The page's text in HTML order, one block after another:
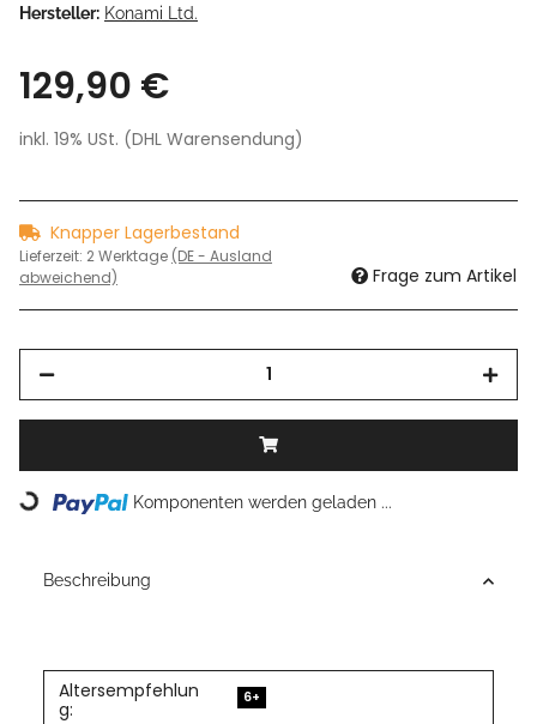
Hersteller: Konami Ltd.
129,90 €
inkl. 19% USt. (DHL Warensendung)
Knapper Lagerbestand
Lieferzeit: 2 Werktage (DE - Ausland
abweichend)
Frage zum Artikel
Loading... Komponenten werden geladen ...
Beschreibung
Altersempfehlun
g:
6+